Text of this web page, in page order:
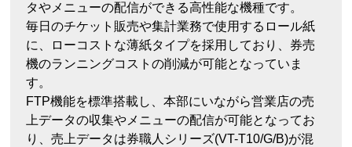
タやメニューの配信ができる高性能な機種です。
毎日のチケット販売や集計業務で使用するロール紙
に、ローコストな薄紙タイプを採用しており、券売
機のランニングコストの削減が可能となっていま
す。
FTP機能を標準搭載し、本部にいながら営業店の売
上データの収集やメニューの配信が可能となってお
り、売上データは券職人シリーズ(VT-T10/G/B)が混